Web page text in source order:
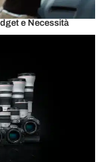
e Necessità